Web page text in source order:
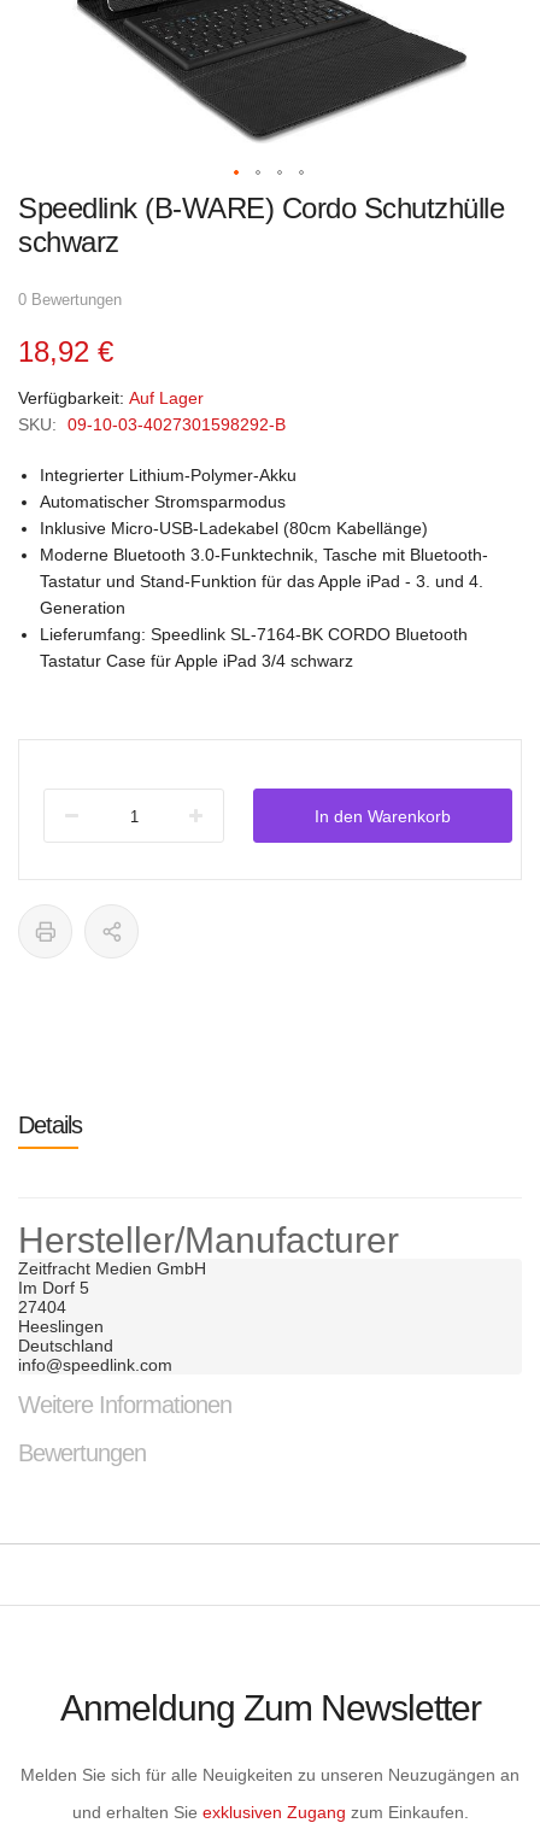
Zum
Anfang
der
Bildgalerie
Speedlink (B-WARE) Cordo Schutzhülle
schwarz
0 Bewertungen
18,92 €
Verfügbarkeit: Auf Lager
SKU:
09-10-03-4027301598292-B
Integrierter Lithium-Polymer-Akku
Automatischer Stromsparmodus
Inklusive Micro-USB-Ladekabel (80cm Kabellänge)
Moderne Bluetooth 3.0-Funktechnik, Tasche mit Bluetooth-
Tastatur und Stand-Funktion für das Apple iPad - 3. und 4.
Generation
Lieferumfang: Speedlink SL-7164-BK CORDO Bluetooth
Tastatur Case für Apple iPad 3/4 schwarz
In den Warenkorb
Details
Hersteller/Manufacturer
Zeitfracht Medien GmbH
Im Dorf 5
27404
Heeslingen
Deutschland
info@speedlink.com
Weitere Informationen
Bewertungen
Anmeldung Zum Newsletter
Melden Sie sich für alle Neuigkeiten zu unseren Neuzugängen an
und erhalten Sie exklusiven Zugang zum Einkaufen.